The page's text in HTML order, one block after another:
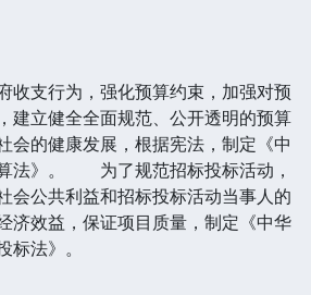
支行为，强化预算约束，加强对预
建立健全全面规范、公开透明的预算
会的健康发展，根据宪法，制定《中
法》。 为了规范招标投标活动，
会公共利益和招标投标活动当事人的
济效益，保证项目质量，制定《中华
标法》。